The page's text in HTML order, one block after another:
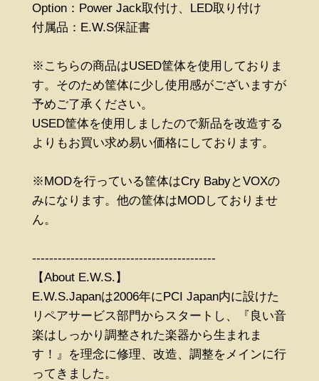
Option：Power Jack取付け、LED取り付け
付属品：E.W.S保証書
※こちらの商品はUSED筐体を使用しておりま
す。そのため筐体に少し使用感がございますが
予めご了承ください。
USED筐体を使用しましたので新品を改造する
よりもお買い求め易い価格にしております。
※MODを行っている筐体はCry BabyとVOXの
みになります。他の筐体はMODしておりませ
ん。
-------------------------------------------
【About E.W.S.】
E.W.S.Japanは2006年にPCI Japan内に設けた
リペアサービス部門からスタートし、『良い音
楽はしっかり調整された楽器から生まれま
す！』を理念に修理、改造、調整をメインに行
ってきました。